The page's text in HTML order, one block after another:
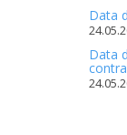
Data
Data